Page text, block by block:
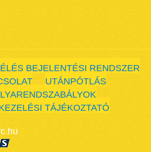
BEJELENTÉSI RENDSZER
UTÁNPÓTLÁS
TÁJÉKOZTATÓ